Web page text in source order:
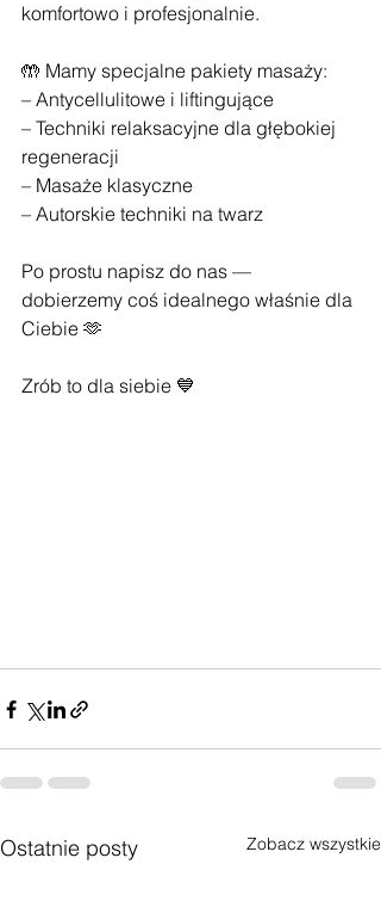
komfortowo i profesjonalnie.
🤲 Mamy specjalne pakiety masaży:
– Antycellulitowe i liftingujące
– Techniki relaksacyjne dla głębokiej
regeneracji
– Masaże klasyczne
– Autorskie techniki na twarz
Po prostu napisz do nas —
dobierzemy coś idealnego właśnie dla
Ciebie 🫶
Zrób to dla siebie 💙
Ostatnie posty Zobacz wszystkie